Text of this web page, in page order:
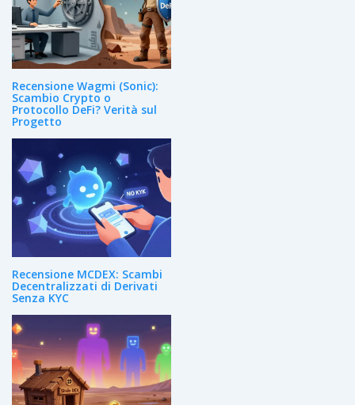
Recensione Wagmi (Sonic):
Scambio Crypto o
Protocollo DeFi? Verità sul
Progetto
Recensione MCDEX: Scambi
Decentralizzati di Derivati
Senza KYC